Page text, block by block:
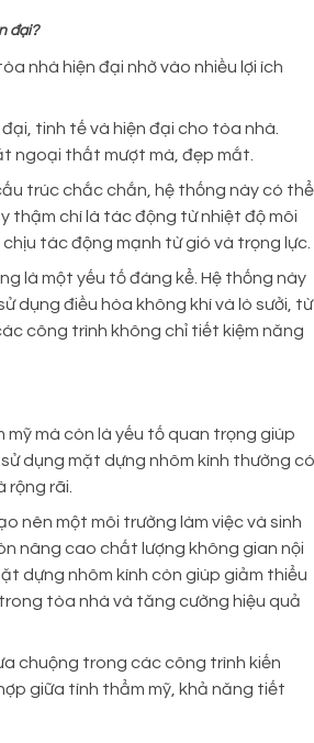
đại?
nhà hiện đại nhờ vào nhiều lợi ích
tinh tế và hiện đại cho tòa nhà.
ngoại thất mượt mà, đẹp mắt.
trúc chắc chắn, hệ thống này có thể
thậm chí là tác động từ nhiệt độ môi
tác động mạnh từ gió và trọng lực.
là một yếu tố đáng kể. Hệ thống này
dụng điều hòa không khí và lò sưởi, từ
công trình không chỉ tiết kiệm năng
mà còn là yếu tố quan trọng giúp
dụng mặt dựng nhôm kính thường có
rãi.
nên một môi trường làm việc và sinh
nâng cao chất lượng không gian nội
dựng nhôm kính còn giúp giảm thiểu
tòa nhà và tăng cường hiệu quả
chuộng trong các công trình kiến
giữa tính thẩm mỹ, khả năng tiết